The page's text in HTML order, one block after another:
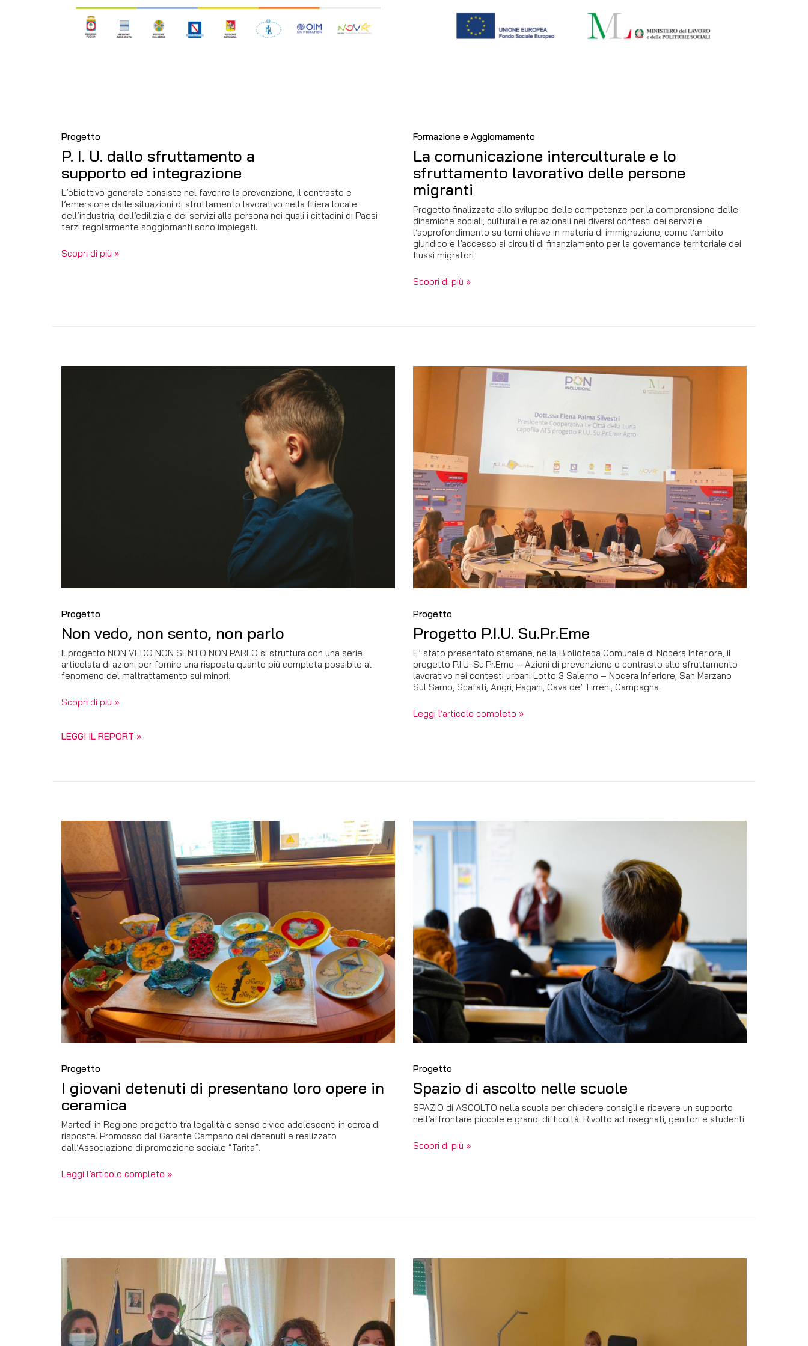
Progetto
P. I. U. dallo sfruttamento a
supporto ed integrazione
L’obiettivo generale consiste nel favorire la prevenzione, il contrasto e
l’emersione dalle situazioni di sfruttamento lavorativo nella filiera locale
dell’industria, dell’edilizia e dei servizi alla persona nei quali i cittadini di Paesi
terzi regolarmente soggiornanti sono impiegati.
Scopri di più »
Formazione e Aggiornamento
La comunicazione interculturale e lo
sfruttamento lavorativo delle persone
migranti
Progetto finalizzato allo sviluppo delle competenze per la comprensione delle
dinamiche sociali, culturali e relazionali nei diversi contesti dei servizi e
l’approfondimento su temi chiave in materia di immigrazione, come l’ambito
giuridico e l’accesso ai circuiti di finanziamento per la governance territoriale dei
flussi migratori
Scopri di più »
Progetto
Non vedo, non sento, non parlo
Il progetto NON VEDO NON SENTO NON PARLO si struttura con una serie
articolata di azioni per fornire una risposta quanto più completa possibile al
fenomeno del maltrattamento sui minori.
Scopri di più »
LEGGI IL REPORT »
Progetto
Progetto P.I.U. Su.Pr.Eme
E’ stato presentato stamane, nella Biblioteca Comunale di Nocera Inferiore, il
progetto P.I.U. Su.Pr.Eme – Azioni di prevenzione e contrasto allo sfruttamento
lavorativo nei contesti urbani Lotto 3 Salerno – Nocera Inferiore, San Marzano
Sul Sarno, Scafati, Angri, Pagani, Cava de’ Tirreni, Campagna.
Leggi l’articolo completo »
Progetto
I giovani detenuti di presentano loro opere in
ceramica
Martedì in Regione progetto tra legalità e senso civico adolescenti in cerca di
risposte. Promosso dal Garante Campano dei detenuti e realizzato
dall’Associazione di promozione sociale “Tarita”.
Leggi l’articolo completo »
Progetto
Spazio di ascolto nelle scuole
SPAZIO di ASCOLTO nella scuola per chiedere consigli e ricevere un supporto
nell’affrontare piccole e grandi difficoltà. Rivolto ad insegnati, genitori e studenti.
Scopri di più »